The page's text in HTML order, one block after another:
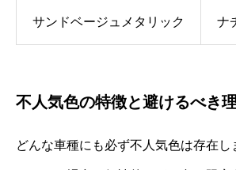
サンドベージュメタリック ナ
不人気色の特徴と避けるべき
どんな車種にも必ず不人気色は存在し